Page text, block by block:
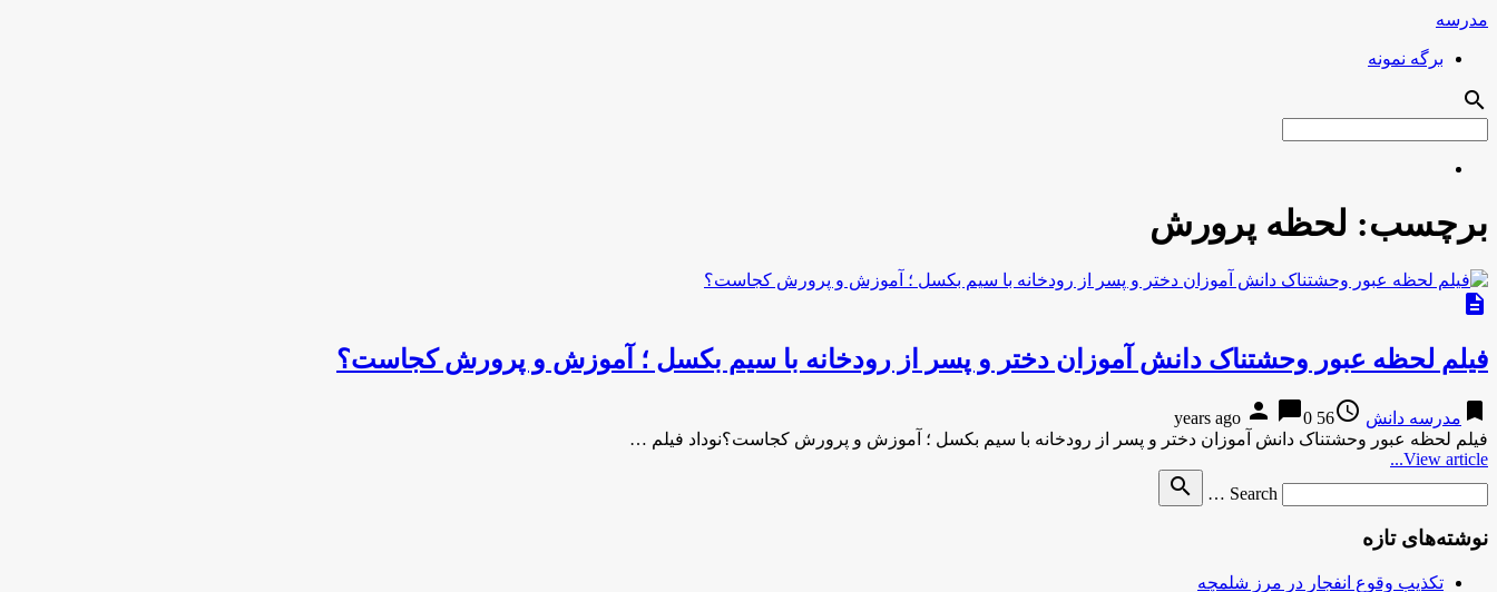
مدرسه
برگه نمونه
search
برچسب: لحظه پرورش
description
فیلم لحظه عبور وحشتناک دانش آموزان دختر و پسر از رودخانه با سیم بکسل ؛ آموزش و پرورش کجاست؟
bookmark مدرسه دانش access_time
56 years ago
person chat_bubble0
فیلم لحظه عبور وحشتناک دانش آموزان دختر و پسر از رودخانه با سیم بکسل ؛ آموزش و پرورش کجاست؟نوداد فیلم …
View article...
Search …
search
نوشته‌های تازه
تکذیب وقوع انفجار در مرز شلمچه